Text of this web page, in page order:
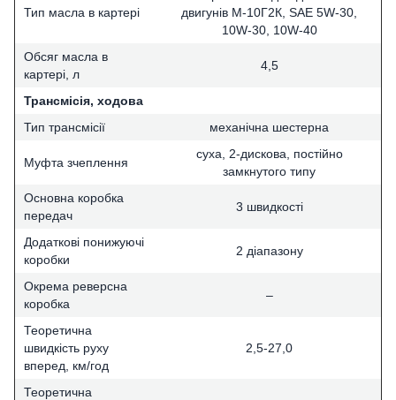
Тип масла в картері
двигунів М-10Г2К, SAE 5W-30,
10W-30, 10W-40
Обсяг масла в
картері, л
4,5
Трансмісія, ходова
Тип трансмісії
механічна шестерна
Муфта зчеплення
суха, 2-дискова, постійно
замкнутого типу
Основна коробка
передач
3 швидкості
Додаткові понижуючі
коробки
2 діапазону
Окрема реверсна
коробка
–
Теоретична
швидкість руху
вперед, км/год
2,5-27,0
Теоретична